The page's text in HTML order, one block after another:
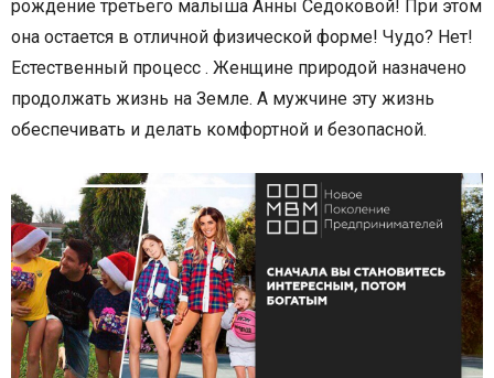
рождение третьего малыша Анны Седоковой! При этом
она остается в отличной физической форме! Чудо? Нет!
Естественный процесс . Женщине природой назначено
продолжать жизнь на Земле. А мужчине эту жизнь
обеспечивать и делать комфортной и безопасной.